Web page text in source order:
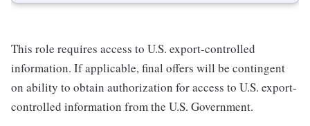
This role requires access to U.S. export-controlled
information. If applicable, final offers will be contingent
on ability to obtain authorization for access to U.S. export-
controlled information from the U.S. Government.